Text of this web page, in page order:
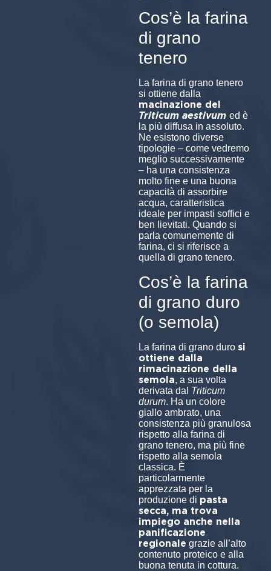
Cos’è la farina
di grano
tenero
La farina di grano tenero
si ottiene dalla
macinazione del
Triticum aestivum ed è
la più diffusa in assoluto.
Ne esistono diverse
tipologie – come vedremo
meglio successivamente
– ha una consistenza
molto fine e una buona
capacità di assorbire
acqua, caratteristica
ideale per impasti soffici e
ben lievitati. Quando si
parla comunemente di
farina, ci si riferisce a
quella di grano tenero.
Cos’è la farina
di grano duro
(o semola)
La farina di grano duro si
ottiene dalla
rimacinazione della
semola, a sua volta
derivata dal Triticum
durum. Ha un colore
giallo ambrato, una
consistenza più granulosa
rispetto alla farina di
grano tenero, ma più fine
rispetto alla semola
classica. È
particolarmente
apprezzata per la
produzione di pasta
secca, ma trova
impiego anche nella
panificazione
regionale grazie all’alto
contenuto proteico e alla
buona tenuta in cottura.